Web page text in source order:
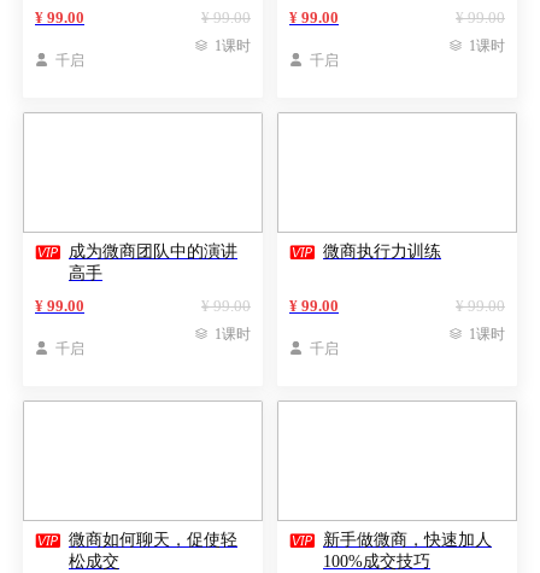
¥ 99.00
¥ 99.00
 千启
 1课时
¥ 99.00
¥ 99.00
 千启
 1课时
 成为微商团队中的演讲
高手
¥ 99.00
¥ 99.00
 千启
 1课时
 微商执行力训练
¥ 99.00
¥ 99.00
 千启
 1课时
 微商如何聊天，促使轻
松成交
 新手做微商，快速加人
100%成交技巧